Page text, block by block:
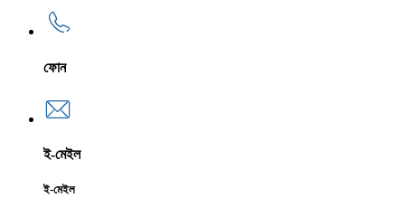
ফোন
ই-মেইল
ই-মেইল